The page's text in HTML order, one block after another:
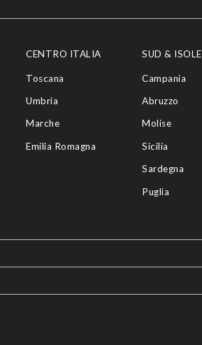
CENTRO ITALIA
Toscana
Umbria
Marche
Emilia Romagna
SUD & ISOLE
Campania
Abruzzo
Molise
Sicilia
Sardegna
Puglia